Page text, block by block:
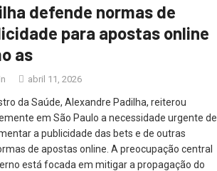
defende normas de
para apostas online
as
abril 11, 2026
da Saúde, Alexandre Padilha, reiterou
em São Paulo a necessidade urgente de
a publicidade das bets e de outras
de apostas online. A preocupação central
está focada em mitigar a propagação do